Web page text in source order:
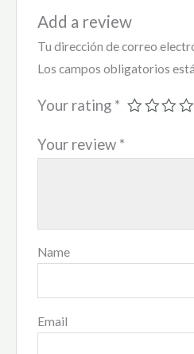
Add a review
Tu dirección de correo
Los campos obligatorios
Your rating *
Your review *
Name
Email